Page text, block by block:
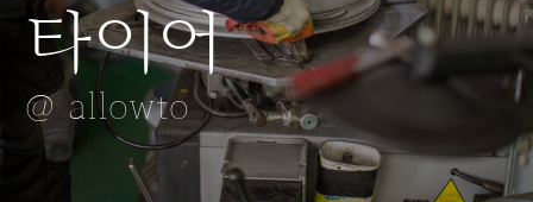
타이어
@ allowto
천연꿀
@ allowto
분리수거
@ allowto
파란하늘
벚꽃가득
@ allowto
수문을 열다
@ allowto